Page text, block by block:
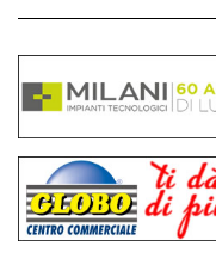
commenti
Contenuti
del
sito